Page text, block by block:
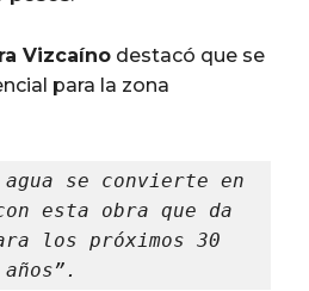
Vizcaíno destacó que se
para la zona
se convierte en
esta obra que da
los próximos 30
años”.